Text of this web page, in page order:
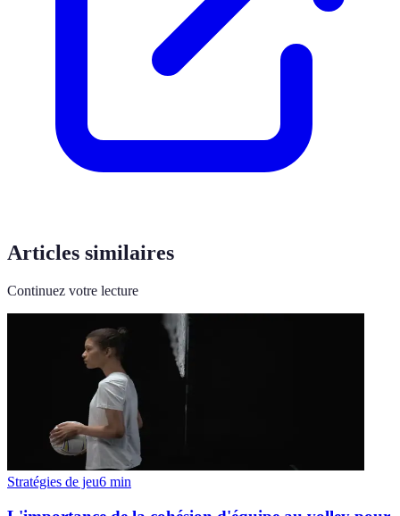
Articles similaires
Continuez votre lecture
Stratégies de jeu6 min